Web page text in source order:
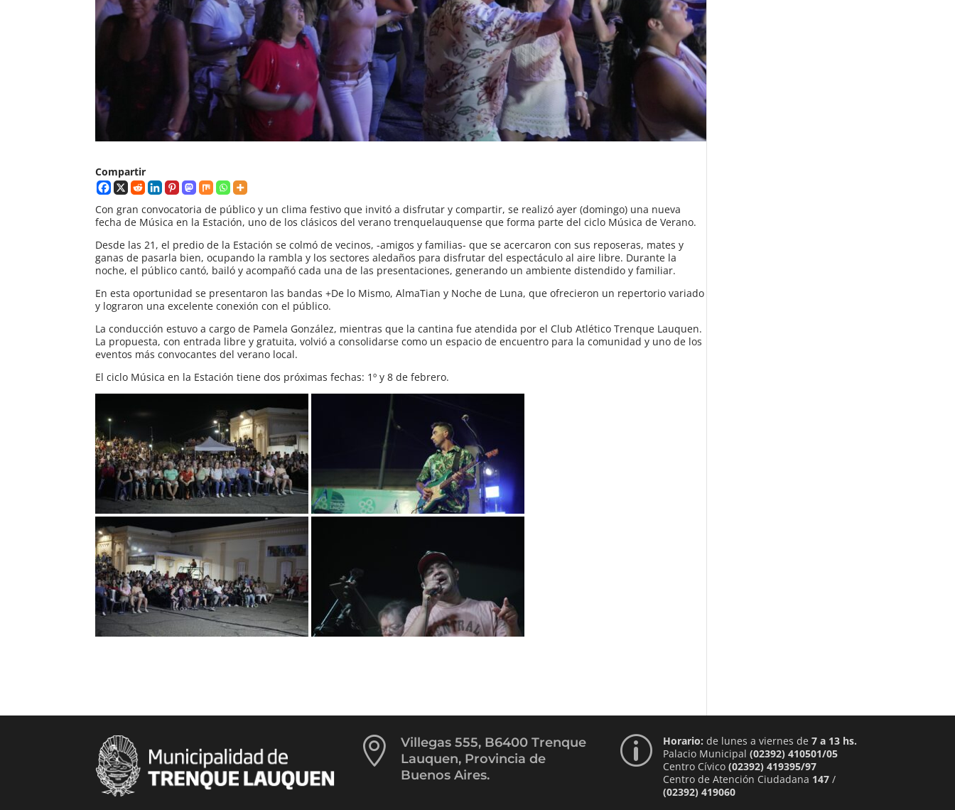
Compartir
Con gran convocatoria de público y un clima festivo que invitó a disfrutar y compartir, se realizó ayer (domingo) una nueva
fecha de Música en la Estación, uno de los clásicos del verano trenquelauquense que forma parte del ciclo Música de Verano.
Desde las 21, el predio de la Estación se colmó de vecinos, -amigos y familias- que se acercaron con sus reposeras, mates y
ganas de pasarla bien, ocupando la rambla y los sectores aledaños para disfrutar del espectáculo al aire libre. Durante la
noche, el público cantó, bailó y acompañó cada una de las presentaciones, generando un ambiente distendido y familiar.
En esta oportunidad se presentaron las bandas +De lo Mismo, AlmaTian y Noche de Luna, que ofrecieron un repertorio variado
y lograron una excelente conexión con el público.
La conducción estuvo a cargo de Pamela González, mientras que la cantina fue atendida por el Club Atlético Trenque Lauquen.
La propuesta, con entrada libre y gratuita, volvió a consolidarse como un espacio de encuentro para la comunidad y uno de los
eventos más convocantes del verano local.
El ciclo Música en la Estación tiene dos próximas fechas: 1º y 8 de febrero.

Villegas 555, B6400 Trenque
Lauquen, Provincia de
Buenos Aires.
p Horario: de lunes a viernes de 7 a 13 hs.
Palacio Municipal (02392) 410501/05
Centro Cívico (02392) 419395/97
Centro de Atención Ciudadana 147/
(02392) 419060